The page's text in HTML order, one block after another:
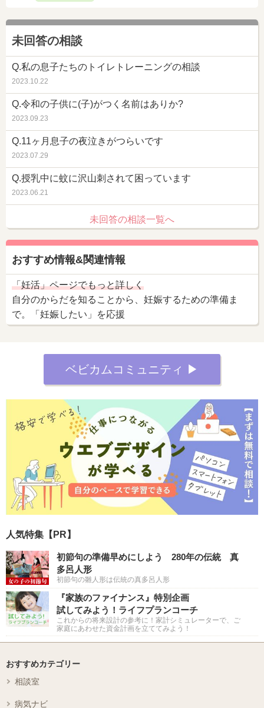
未回答の相談
Q.私の息子たちのトイレトレーニングの相談
2023.10.22
Q.令和の子供に(子)がつく名前はありか?
2023.09.23
Q.11ヶ月息子の夜泣きがつらいです
2023.07.29
Q.授乳中に蚊に沢山刺されて困っています
2023.06.21
未回答の相談一覧へ
おすすめ情報&関連情報
「妊活」ページでもっと詳しく
自分のからだを知ることから、妊娠するための準備ま
で。「妊娠したい」を応援
ベビカムコミュニティ ▶︎
人気特集【PR】
初節句の準備早めにしよう 280年の伝統 真
多呂人形
初節句の雛人形は伝統の真多呂人形
『家族のファイナンス』特別企画
試してみよう！ライフプランコーチ
これからの将来設計の参考に！家計シミュレーターで、ご
家庭にあわせた資金計画を立ててみよう！
おすすめカテゴリー
相談室
病気ナビ